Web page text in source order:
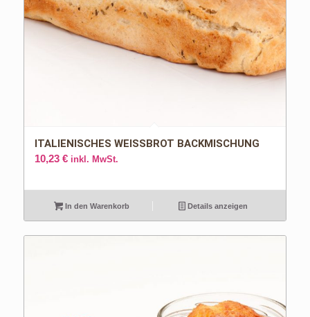
ITALIENISCHES WEISSBROT BACKMISCHUNG
10,23 € inkl. MwSt.
In den Warenkorb Details anzeigen